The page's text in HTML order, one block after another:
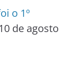
o 1º
10 de agosto